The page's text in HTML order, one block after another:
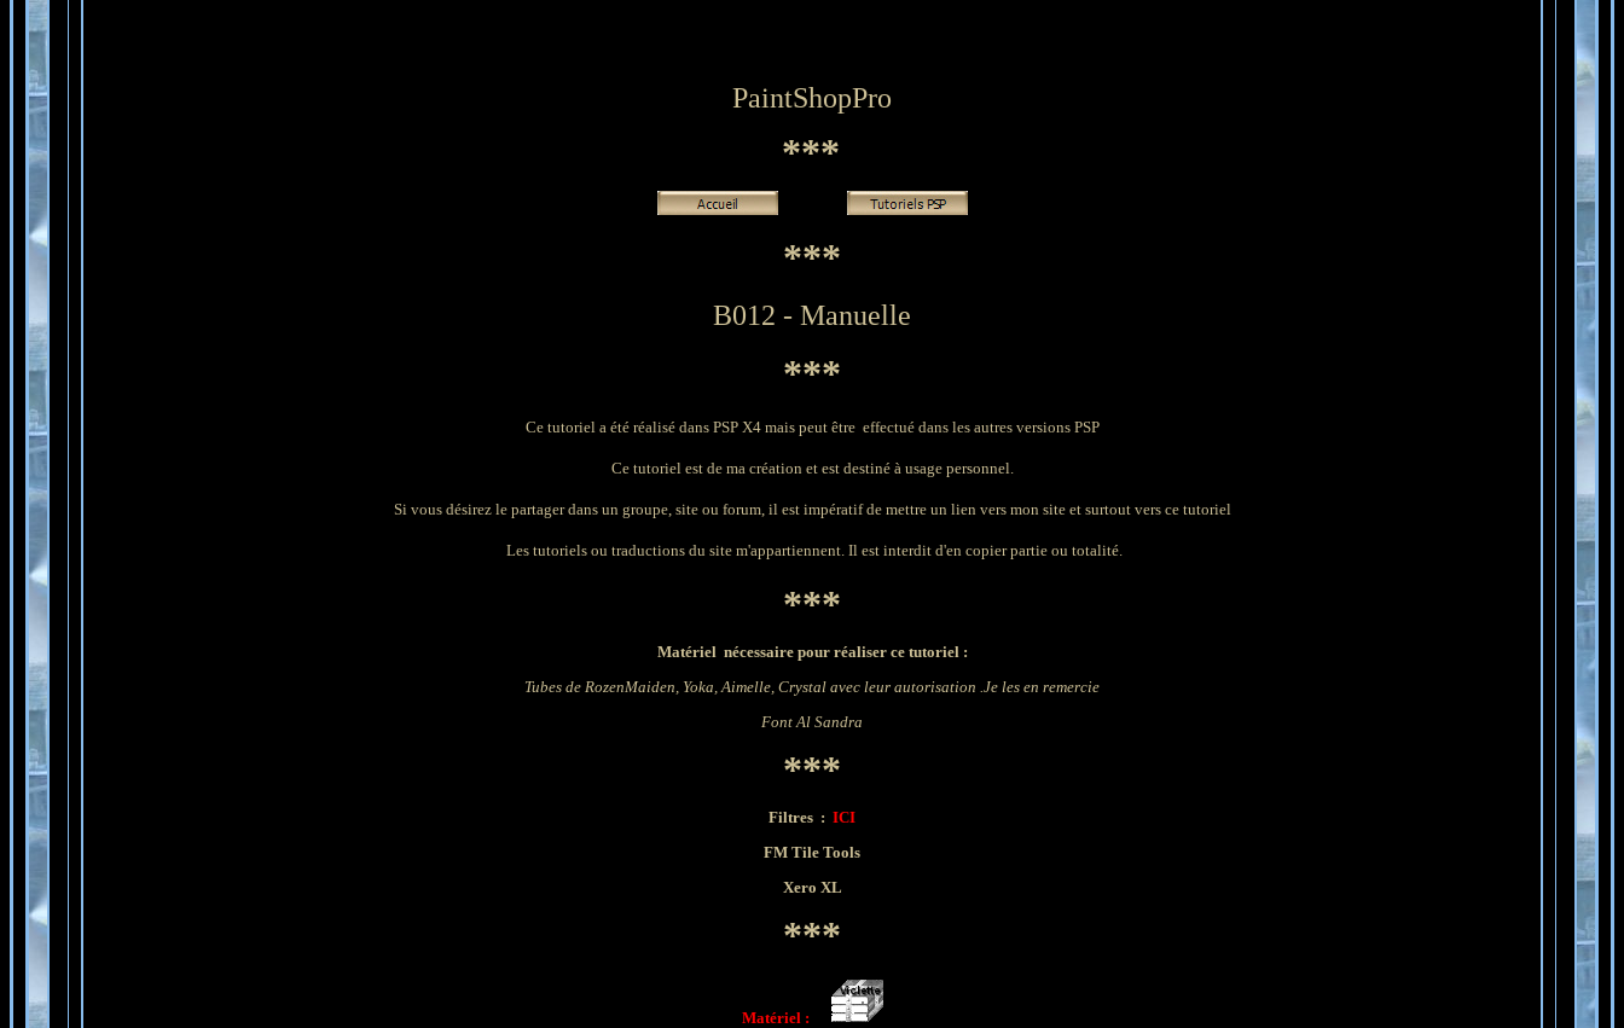
PaintShopPro
***
***
B012 - Manuelle
***
Ce tutoriel a été réalisé dans PSP X4 mais peut être effectué dans les autres versions PSP
Ce tutoriel est de ma création et est destiné à usage personnel.
Si vous désirez le partager dans un groupe, site ou forum, il est impératif de mettre un lien vers mon site et surtout vers ce tutoriel
Les tutoriels ou traductions du site m'appartiennent. Il est interdit d'en copier partie ou totalité.
***
Matériel nécessaire pour réaliser ce tutoriel :
Tubes de RozenMaiden, Yoka, Aimelle, Crystal avec leur autorisation .Je les en remercie
Font Al Sandra
***
Filtres : ICI
FM Tile Tools
Xero XL
***
Matériel :